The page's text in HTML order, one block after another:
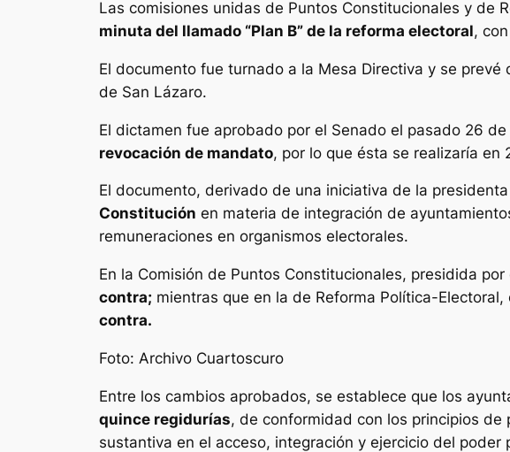
Las comisiones unidas de Puntos Constitucionales y de
minuta del llamado “Plan B” de la reforma electoral,
El documento fue turnado a la Mesa Directiva y se prevé
de San Lázaro.
El dictamen fue aprobado por el Senado el pasado 26
revocación de mandato, por lo que ésta se realizaría
El documento, derivado de una iniciativa de la
Constitución en materia de integración de
remuneraciones en organismos electorales.
En la Comisión de Puntos Constitucionales, presidida
contra; mientras que en la de Reforma Política-
contra.
Foto: Archivo Cuartoscuro
Entre los cambios aprobados, se establece que los
quince regidurías, de conformidad con los principios
sustantiva en el acceso, integración y ejercicio del poder